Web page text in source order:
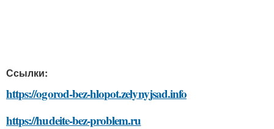
Ссылки:
https://ogorod-bez-hlopot.zelynyjsad.info
https://hudeite-bez-problem.ru